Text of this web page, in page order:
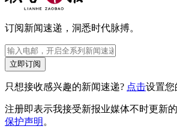
订阅新闻速递，洞悉时代脉搏。
立即订阅
只想接收感兴趣的新闻速递? 点击设置您
注册即表示我接受新报业媒体不时更新的
保护声明 。